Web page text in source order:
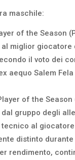
maschile:
of the Season
al miglior giocatore
il voto dei
aequo Salem
of the Season
gruppo degli
al
distinto durante
rendimento,